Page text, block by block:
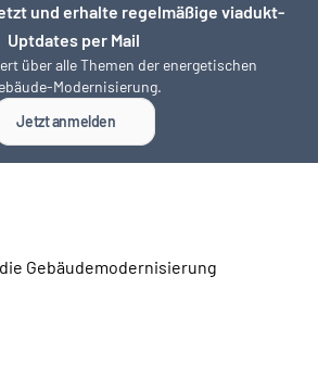
und erhalte regelmäßige viadukt-
Uptdates per Mail
über alle Themen der energetischen
Modernisierung.
Jetzt anmelden
Gebäudemodernisierung